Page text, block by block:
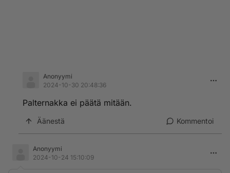
Anonyymi
2024-10-30 20:48:36
Palternakka ei päätä mitään.
Äänestä Kommentoi
Anonyymi
2024-10-24 15:10:09